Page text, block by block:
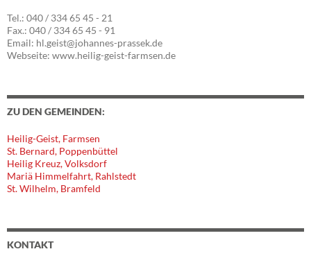
Tel.: 040 / 334 65 45 - 21
Fax.: 040 / 334 65 45 - 91
Email: hl.geist@johannes-prassek.de
Webseite: www.heilig-geist-farmsen.de
ZU DEN GEMEINDEN:
Heilig-Geist, Farmsen
St. Bernard, Poppenbüttel
Heilig Kreuz, Volksdorf
Mariä Himmelfahrt, Rahlstedt
St. Wilhelm, Bramfeld
KONTAKT